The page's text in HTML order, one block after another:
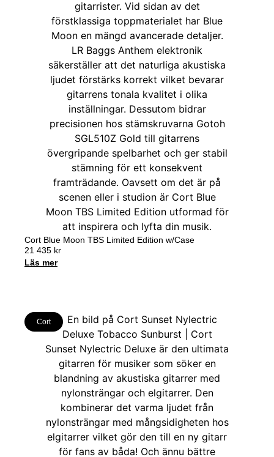
Cort Blue Moon TBS Limited Edition w/Case
21 435 kr
Läs mer
Cort